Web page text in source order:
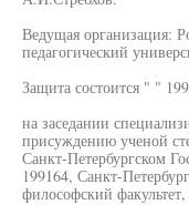
Ведущая организация:
педагогический
Защита состоится " "
на заседании
присуждению ученой
Санкт-Петербургском
199164, Санкт-
философский факультет,